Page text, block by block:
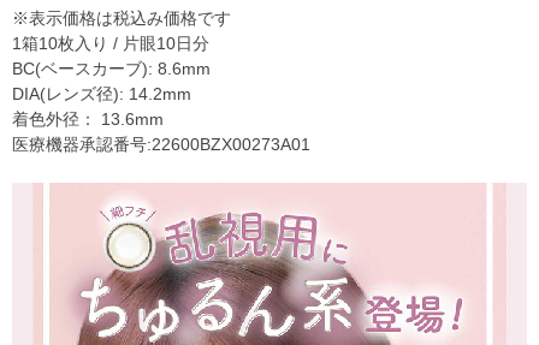
※表示価格は税込み価格です
1箱10枚入り / 片眼10日分
BC(ベースカーブ): 8.6mm
DIA(レンズ径): 14.2mm
着色外径： 13.6mm
医療機器承認番号:22600BZX00273A01